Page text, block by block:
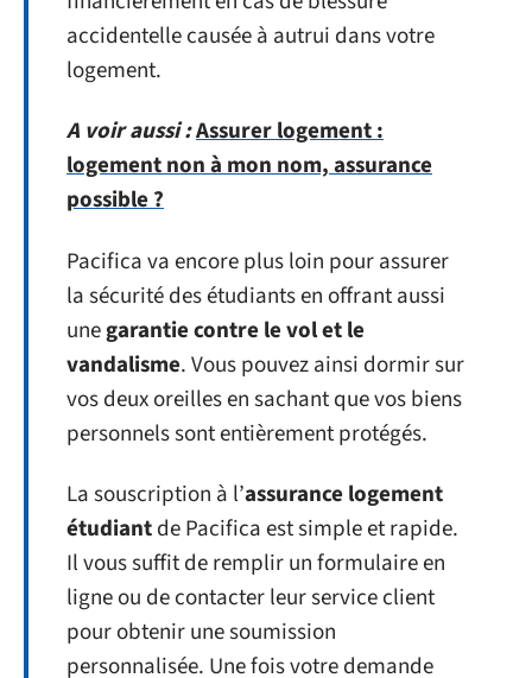
accidentelle causée à autrui dans votre
logement.
A voir aussi :Assurer logement :
logement non à mon nom, assurance
possible ?
Pacifica va encore plus loin pour assurer
la sécurité des étudiants en offrant aussi
unegarantie contre le vol et le
vandalisme. Vous pouvez ainsi dormir sur
vos deux oreilles en sachant que vos biens
personnels sont entièrement protégés.
La souscription à l’assurance logement
étudiantde Pacifica est simple et rapide.
Il vous suffit de remplir un formulaire en
ligne ou de contacter leur service client
pour obtenir une soumission
personnalisée. Une fois votre demande